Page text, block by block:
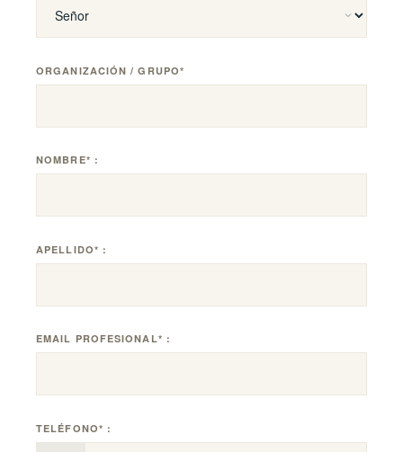
explorar cómo podemos apoyar su representación en el
consejo en Suiza.
OFICINA
Rue Adrien-Lachenal 26, 1207 Ginebra
+41 22 737 27 10
ORGANIZACIÓN / GRUPO*
NOMBRE* :
APELLIDO* :
EMAIL PROFESIONAL* :
TELÉFONO* :